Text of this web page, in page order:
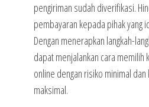
pengiriman sudah diverifikasi.
pembayaran kepada pihak yang
Dengan menerapkan langkah-
dapat menjalankan cara memilih
online dengan risiko minimal dan
maksimal.